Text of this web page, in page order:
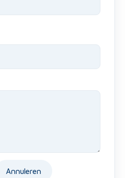
Annuleren